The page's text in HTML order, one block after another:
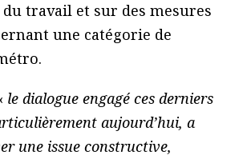
du travail et sur des mesures
une catégorie de
le dialogue engagé ces derniers
aujourd’hui, a
une issue constructive,